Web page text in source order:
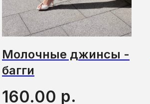
Молочные джинсы -
багги
160.00 р.